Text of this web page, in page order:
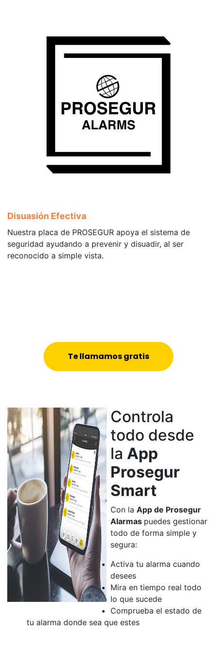
Disuasión Efectiva
Nuestra placa de PROSEGUR apoya el sistema de
seguridad ayudando a prevenir y disuadir, al ser
reconocido a simple vista.
Te llamamos gratis
Controla
todo desde
la App
Prosegur
Smart
Con laApp de Prosegur
Alarmas puedes gestionar
todo de forma simple y
segura:
Activa tu alarma cuando
desees
Mira en tiempo real todo
lo que sucede
Comprueba el estado de
tu alarma donde sea que estes